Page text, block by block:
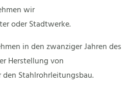
wir
oder Stadtwerke.
in den zwanziger Jahren des
Herstellung von
Stahlrohrleitungsbau.